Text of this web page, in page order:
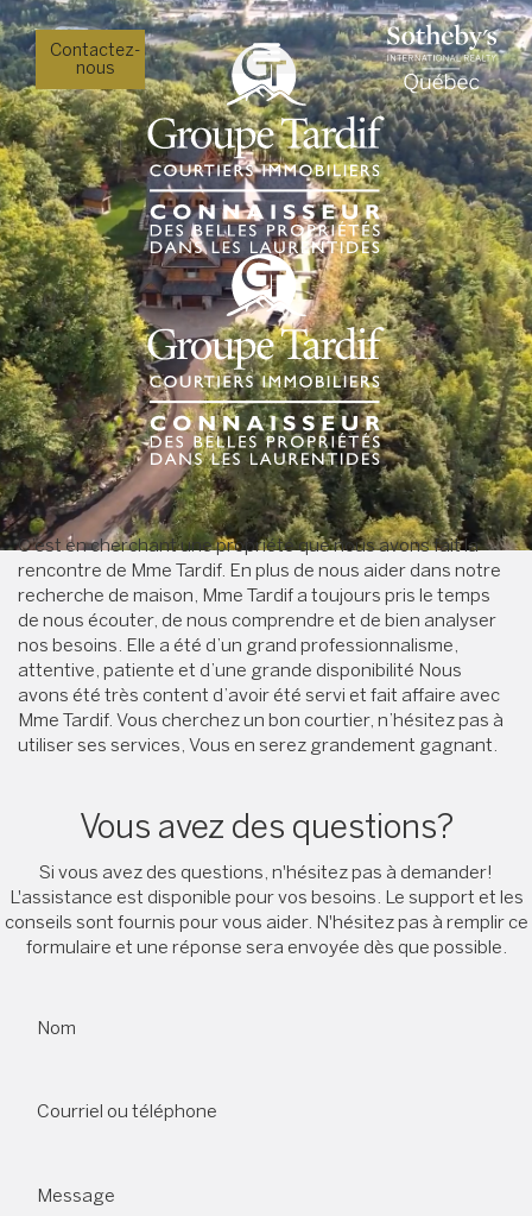
Contactez-
nous
C’est en cherchant une propriété que nous avons fait la
rencontre de Mme Tardif. En plus de nous aider dans notre
recherche de maison, Mme Tardif a toujours pris le temps
de nous écouter, de nous comprendre et de bien analyser
nos besoins. Elle a été d’un grand professionnalisme,
attentive, patiente et d’une grande disponibilité Nous
avons été très content d’avoir été servi et fait affaire avec
Mme Tardif. Vous cherchez un bon courtier, n’hésitez pas à
utiliser ses services, Vous en serez grandement gagnant.
Vous avez des questions?
Si vous avez des questions, n'hésitez pas à demander!
L'assistance est disponible pour vos besoins. Le support et les
conseils sont fournis pour vous aider. N'hésitez pas à remplir ce
formulaire et une réponse sera envoyée dès que possible.
Nom
Courriel ou téléphone
Message